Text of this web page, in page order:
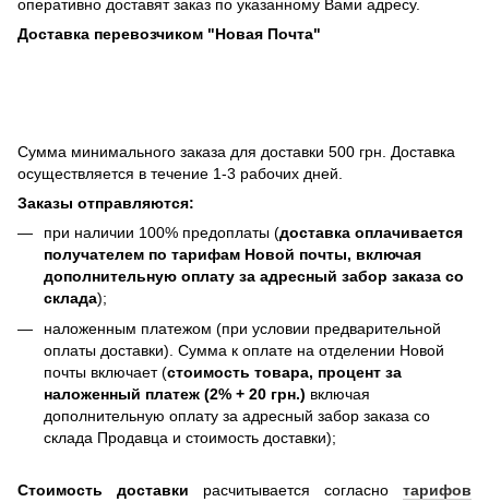
оперативно доставят заказ по указанному Вами адресу.
Доставка перевозчиком "Новая Почта"
Сумма минимального заказа для доставки 500 грн. Доставка
осуществляется в течение 1-3 рабочих дней.
Заказы отправляются:
при наличии 100% предоплаты (доставка оплачивается
получателем по тарифам Новой почты, включая
дополнительную оплату за адресный забор заказа со
склада);
наложенным платежом (при условии предварительной
оплаты доставки). Сумма к оплате на отделении Новой
почты включает (стоимость товара, процент за
наложенный платеж (2% + 20 грн.) включая
дополнительную оплату за адресный забор заказа со
склада Продавца и стоимость доставки);
Стоимость доставки расчитывается согласно тарифов